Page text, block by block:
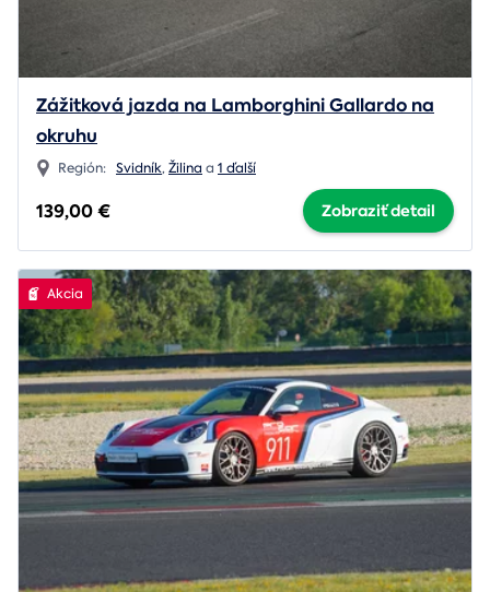
Zážitková jazda na Lamborghini Gallardo na
okruhu
Región: Svidník,Žilina a 1 ďalší
139,00 € Zobraziť detail
Akcia